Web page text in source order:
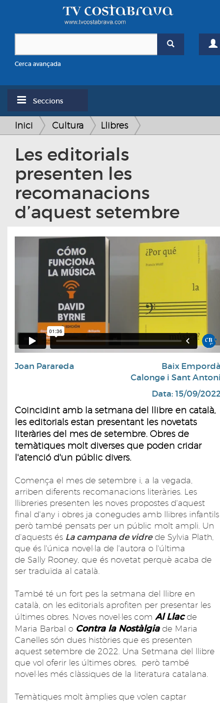
Cerca avançada
Seccions
Inici Cultura Llibres
Les editorials
presenten les
recomanacions
d’aquest setembre
Joan Parareda
Baix
Calonge i Sant
Data: 15/09/
Coincidint amb la setmana del llibre en català,
les editorials estan presentant les novetats
literàries del mes de setembre. Obres de
temàtiques molt diverses que poden cridar
l'atenció d'un públic divers.
Comença el mes de setembre i, a la vegada,
arriben diferents recomanacions literàries. Les
llibreries presenten les noves propostes d'aquest
final d'any i obres ja conegudes amb llibres infantils
però també pensats per un públic molt ampli. Un
d'aquests és La campana de vidrede Sylvia Plath,
que és l'única novel·la de l'autora o l'última
de Sally Rooney, que és novetat perquè acaba de
ser traduïda al català.
També té un fort pes la setmana del llibre en
català, on les editorials aprofiten per presentar les
últimes obres. Noves novel·les com Al Llacde
Maria Barbal o Contra la Nostàlgiade Maria
Canelles són dues històries que es presenten
aquest setembre de 2022. Una Setmana del llibre
que vol oferir les últimes obres, però també
novel·les més clàssiques de la literatura catalana.
Temàtiques molt àmplies que volen captar